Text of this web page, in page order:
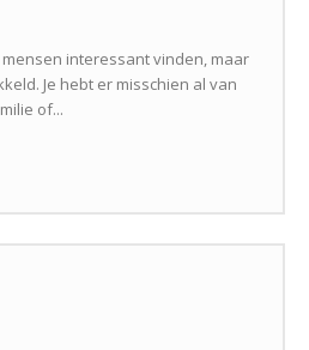
interessant vinden, maar
Je hebt er misschien al van
of...